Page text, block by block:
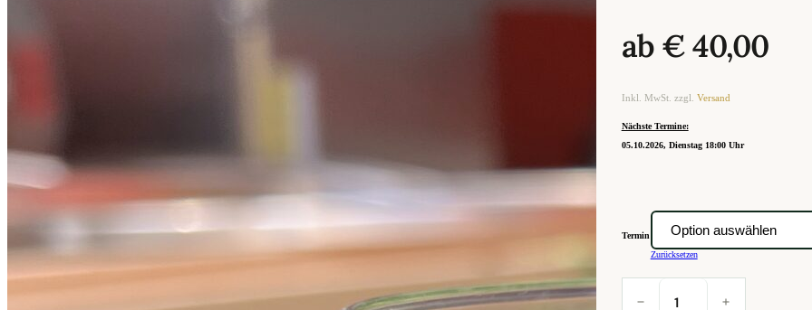
ab €40,00
Inkl. MwSt. zzgl. Versand
Nächste Termine:
05.10.2026, Dienstag 18:00 Uhr
Termin
Zurücksetzen